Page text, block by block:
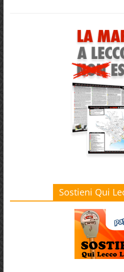
Sostieni Qui